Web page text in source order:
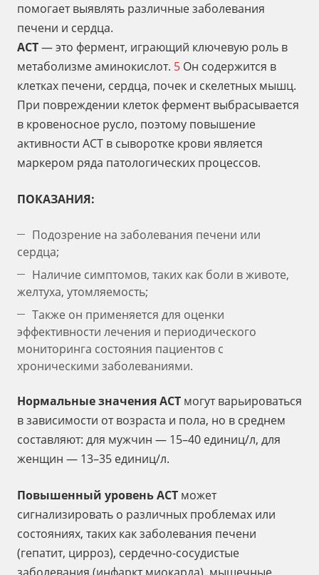
помогает выявлять различные заболевания
печени и сердца.
АСТ— это фермент, играющий ключевую роль в
метаболизме аминокислот. 5 Он содержится в
клетках печени, сердца, почек и скелетных мышц.
При повреждении клеток фермент выбрасывается
в кровеносное русло, поэтому повышение
активности АСТ в сыворотке крови является
маркером ряда патологических процессов.
ПОКАЗАНИЯ:
Подозрение на заболевания печени или
сердца;
Наличие симптомов, таких как боли в животе,
желтуха, утомляемость;
Также он применяется для оценки
эффективности лечения и периодического
мониторинга состояния пациентов с
хроническими заболеваниями.
Нормальные значения АСТ могут варьироваться
в зависимости от возраста и пола, но в среднем
составляют: для мужчин — 15–40 единиц/л, для
женщин — 13–35 единиц/л.
Повышенный уровень АСТ может
сигнализировать о различных проблемах или
состояниях, таких как заболевания печени
(гепатит, цирроз), сердечно-сосудистые